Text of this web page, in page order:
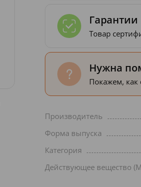
Гарантии
Товар
Нужна
Покажем, как
Производитель
Форма выпуска
Категория
Действующее вещество